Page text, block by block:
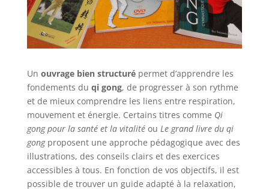
Un ouvrage bien structurépermet d’apprendre les
fondements du qi gong, de progresser à son rythme
et de mieux comprendre les liens entre respiration,
mouvement et énergie. Certains titres comme Qi
gong pour la santé et la vitalitéou Le grand livre du qi
gongproposent une approche pédagogique avec des
illustrations, des conseils clairs et des exercices
accessibles à tous. En fonction de vos objectifs, il est
possible de trouver un guide adapté à la relaxation,